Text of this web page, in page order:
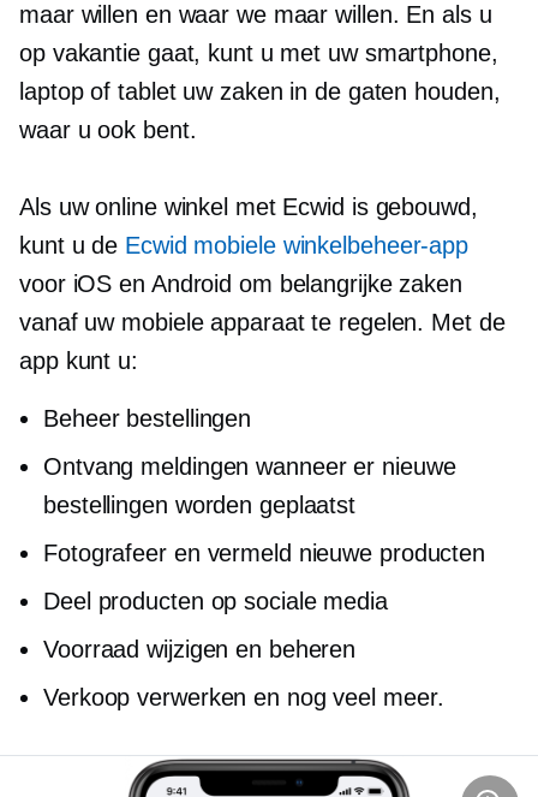
maar willen en waar we maar willen. En als u
op vakantie gaat, kunt u met uw smartphone,
laptop of tablet uw zaken in de gaten houden,
waar u ook bent.
Als uw online winkel met Ecwid is gebouwd,
kunt u de Ecwid mobiele winkelbeheer-app
voor iOS en Android om belangrijke zaken
vanaf uw mobiele apparaat te regelen. Met de
app kunt u:
Beheer bestellingen
Ontvang meldingen wanneer er nieuwe
bestellingen worden geplaatst
Fotografeer en vermeld nieuwe producten
Deel producten op sociale media
Voorraad wijzigen en beheren
Verkoop verwerken en nog veel meer.